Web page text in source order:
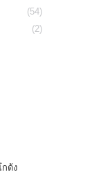
(54)
(2)
ด้ง